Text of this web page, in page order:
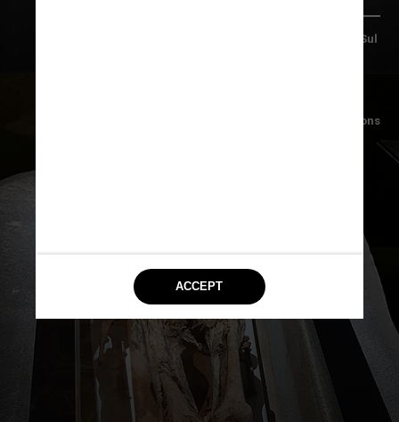
Foto/Museu de Arqueologia de Tirol do Sul
Foto/Wikimediacommons